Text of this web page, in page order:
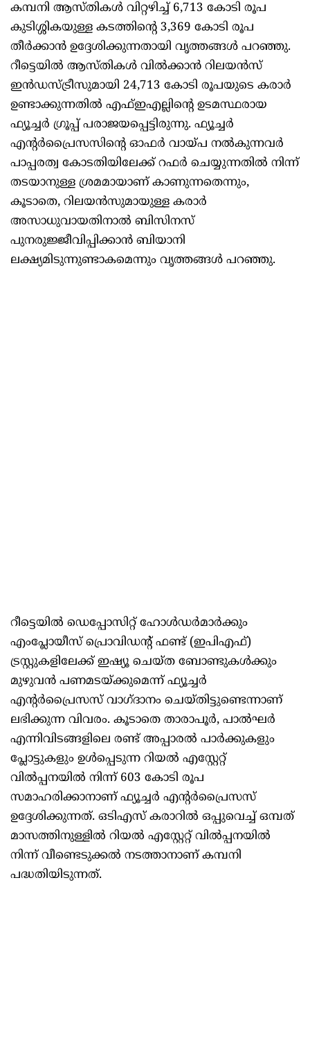
കമ്പനി ആസ്തികൾ വിറ്റഴിച്ച് 6,713 കോടി രൂപ
കുടിശ്ശികയുള്ള കടത്തിന്റെ 3,369 കോടി രൂപ
തീർക്കാൻ ഉദ്ദേശിക്കുന്നതായി വൃത്തങ്ങൾ പറഞ്ഞു.
റീട്ടെയിൽ ആസ്തികൾ വിൽക്കാൻ റിലയൻസ്
ഇൻഡസ്ട്രീസുമായി 24,713 കോടി രൂപയുടെ കരാർ
ഉണ്ടാക്കുന്നതിൽ എഫ്ഇഎല്ലിന്റെ ഉടമസ്ഥരായ
ഫ്യൂച്ചർ ഗ്രൂപ്പ് പരാജയപ്പെട്ടിരുന്നു. ഫ്യൂച്ചർ
എന്റർപ്രൈസസിന്റെ ഓഫർ വായ്പ നൽകുന്നവർ
പാപ്പരത്വ കോടതിയിലേക്ക് റഫർ ചെയ്യുന്നതിൽ നിന്ന്
തടയാനുള്ള ശ്രമമായാണ് കാണുന്നതെന്നും,
കൂടാതെ, റിലയൻസുമായുള്ള കരാർ
അസാധുവായതിനാൽ ബിസിനസ്
പുനരുജ്ജീവിപ്പിക്കാൻ ബിയാനി
ലക്ഷ്യമിടുന്നുണ്ടാകമെന്നും വൃത്തങ്ങൾ പറഞ്ഞു.
റീട്ടെയിൽ ഡെപ്പോസിറ്റ് ഹോൾഡർമാർക്കും
എംപ്ലോയീസ് പ്രൊവിഡന്റ് ഫണ്ട് (ഇപിഎഫ്)
ട്രസ്റ്റുകളിലേക്ക് ഇഷ്യൂ ചെയ്ത ബോണ്ടുകൾക്കും
മുഴുവൻ പണമടയ്ക്കുമെന്ന് ഫ്യൂച്ചർ
എന്റർപ്രൈസസ് വാഗ്ദാനം ചെയ്തിട്ടുണ്ടെന്നാണ്
ലഭിക്കുന്ന വിവരം. കൂടാതെ താരാപൂർ, പാൽഘർ
എന്നിവിടങ്ങളിലെ രണ്ട് അപ്പാരൽ പാർക്കുകളും
പ്ലോട്ടുകളും ഉൾപ്പെടുന്ന റിയൽ എസ്റ്റേറ്റ്
വിൽപ്പനയിൽ നിന്ന് 603 കോടി രൂപ
സമാഹരിക്കാനാണ് ഫ്യൂച്ചർ എന്റർപ്രൈസസ്
ഉദ്ദേശിക്കുന്നത്. ഒടിഎസ് കരാറിൽ ഒപ്പുവെച്ച് ഒമ്പത്
മാസത്തിനുള്ളിൽ റിയൽ എസ്റ്റേറ്റ് വിൽപ്പനയിൽ
നിന്ന് വീണ്ടെടുക്കൽ നടത്താനാണ് കമ്പനി
പദ്ധതിയിടുന്നത്.